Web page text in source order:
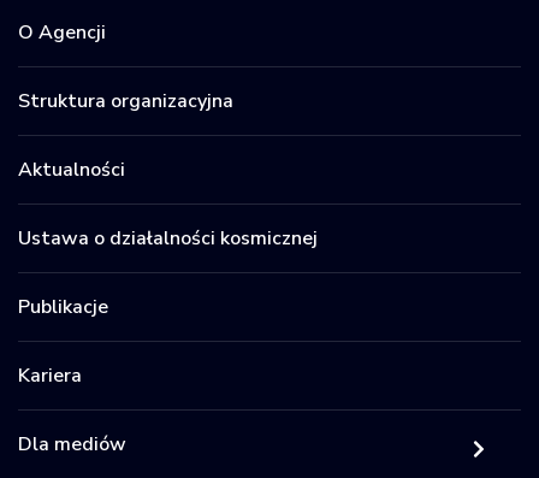
O Agencji
Struktura organizacyjna
Aktualności
Ustawa o działalności kosmicznej
Publikacje
Kariera
Dla mediów